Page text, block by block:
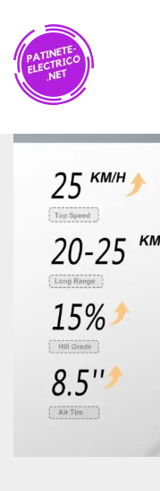
SÉ EL PRIMERO
ELÉCTRICO I9 –
PATINETE
DE LARGO
8.5» NEUMÁTICO
PANAL, SOPORTA
Tu dirección de
Los campos
Nombre*